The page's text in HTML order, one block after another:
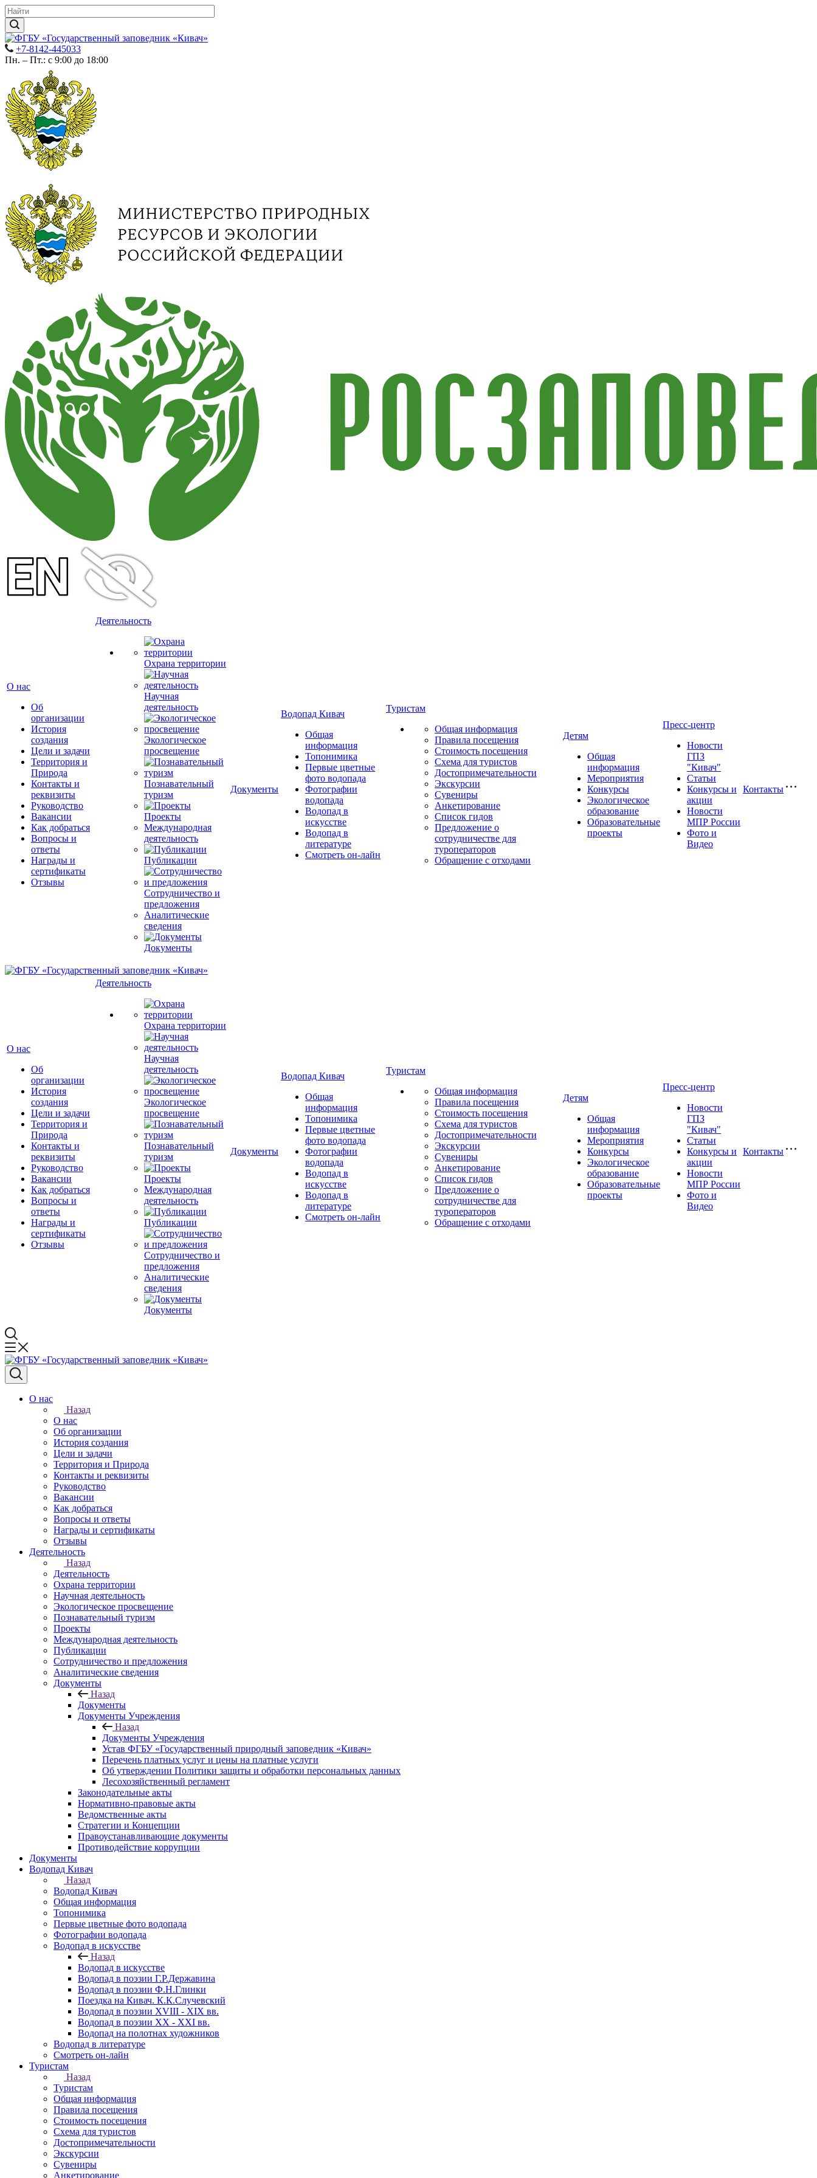
+7-8142-445033
Пн. – Пт.: с 9:00 до 18:00
О нас
Об
организации
История
создания
Цели и задачи
Территория и
Природа
Контакты и
реквизиты
Руководство
Вакансии
Как добраться
Вопросы и
ответы
Награды и
сертификаты
Отзывы
Деятельность
Охрана территории
Научная
деятельность
Экологическое
просвещение
Познавательный
туризм
Проекты
Международная
деятельность
Публикации
Сотрудничество и
предложения
Аналитические
сведения
Документы
Документы
Водопад Кивач
Общая
информация
Топонимика
Первые цветные
фото водопада
Фотографии
водопада
Водопад в
искусстве
Водопад в
литературе
Смотреть он-лайн
Туристам
Общая информация
Правила посещения
Стоимость посещения
Схема для туристов
Достопримечательности
Экскурсии
Сувениры
Анкетирование
Список гидов
Предложение о
сотрудничестве для
туроператоров
Обращение с отходами
Детям
Общая
информация
Мероприятия
Конкурсы
Экологическое
образование
Образовательные
проекты
Пресс-центр
Новости
ГПЗ
"Кивач"
Статьи
Конкурсы и
акции
Новости
МПР России
Фото и
Видео
Контакты
О нас
Об
организации
История
создания
Цели и задачи
Территория и
Природа
Контакты и
реквизиты
Руководство
Вакансии
Как добраться
Вопросы и
ответы
Награды и
сертификаты
Отзывы
Деятельность
Охрана территории
Научная
деятельность
Экологическое
просвещение
Познавательный
туризм
Проекты
Международная
деятельность
Публикации
Сотрудничество и
предложения
Аналитические
сведения
Документы
Документы
Водопад Кивач
Общая
информация
Топонимика
Первые цветные
фото водопада
Фотографии
водопада
Водопад в
искусстве
Водопад в
литературе
Смотреть он-лайн
Туристам
Общая информация
Правила посещения
Стоимость посещения
Схема для туристов
Достопримечательности
Экскурсии
Сувениры
Анкетирование
Список гидов
Предложение о
сотрудничестве для
туроператоров
Обращение с отходами
Детям
Общая
информация
Мероприятия
Конкурсы
Экологическое
образование
Образовательные
проекты
Пресс-центр
Новости
ГПЗ
"Кивач"
Статьи
Конкурсы и
акции
Новости
МПР России
Фото и
Видео
Контакты
О нас
Назад
О нас
Об организации
История создания
Цели и задачи
Территория и Природа
Контакты и реквизиты
Руководство
Вакансии
Как добраться
Вопросы и ответы
Награды и сертификаты
Отзывы
Деятельность
Назад
Деятельность
Охрана территории
Научная деятельность
Экологическое просвещение
Познавательный туризм
Проекты
Международная деятельность
Публикации
Сотрудничество и предложения
Аналитические сведения
Документы
Назад
Документы
Документы Учреждения
Назад
Документы Учреждения
Устав ФГБУ «Государственный природный заповедник «Кивач»
Перечень платных услуг и цены на платные услуги
Об утверждении Политики защиты и обработки персональных данных
Лесохозяйственный регламент
Законодательные акты
Нормативно-правовые акты
Ведомственные акты
Стратегии и Концепции
Правоустанавливающие документы
Противодействие коррупции
Документы
Водопад Кивач
Назад
Водопад Кивач
Общая информация
Топонимика
Первые цветные фото водопада
Фотографии водопада
Водопад в искусстве
Назад
Водопад в искусстве
Водопад в поэзии Г.Р.Державина
Водопад в поэзии Ф.Н.Глинки
Поездка на Кивач. К.К.Случевский
Водопад в поэзии XVIII - XIX вв.
Водопад в поэзии XX - XXI вв.
Водопад на полотнах художников
Водопад в литературе
Смотреть он-лайн
Туристам
Назад
Туристам
Общая информация
Правила посещения
Стоимость посещения
Схема для туристов
Достопримечательности
Экскурсии
Сувениры
Анкетирование